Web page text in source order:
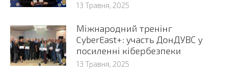
13 Травня, 2025
Міжнародний тренінг
CyberEast+: участь ДонДУВС у
посиленні кібербезпеки
13 Травня, 2025